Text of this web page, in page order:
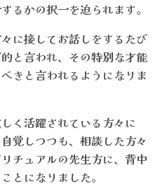
るかの択一を迫られます。
に接してお話しをするたび
と言われ、その特別な才能
きと言われるようになりま
く活躍されている方々に
覚しつつも、相談した方々
チュアルの先生方に、背中
とになりました。